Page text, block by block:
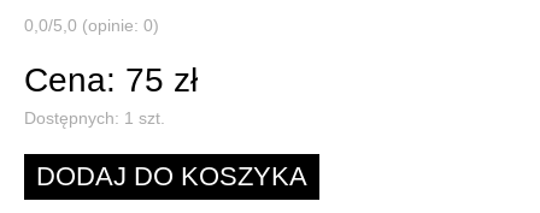
0,0/5,0 (opinie: 0)
Cena: 75 zł
Dostępnych: 1 szt.